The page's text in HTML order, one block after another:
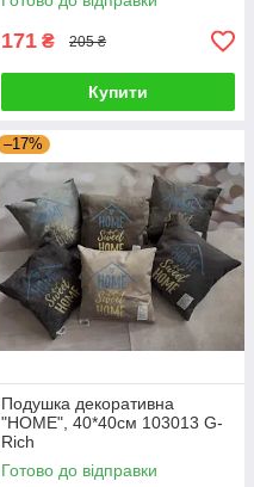
171 ₴ 205 ₴
Купити
–17%
Подушка декоративна
"HOME", 40*40см 103013 G-
Rich
Готово до відправки